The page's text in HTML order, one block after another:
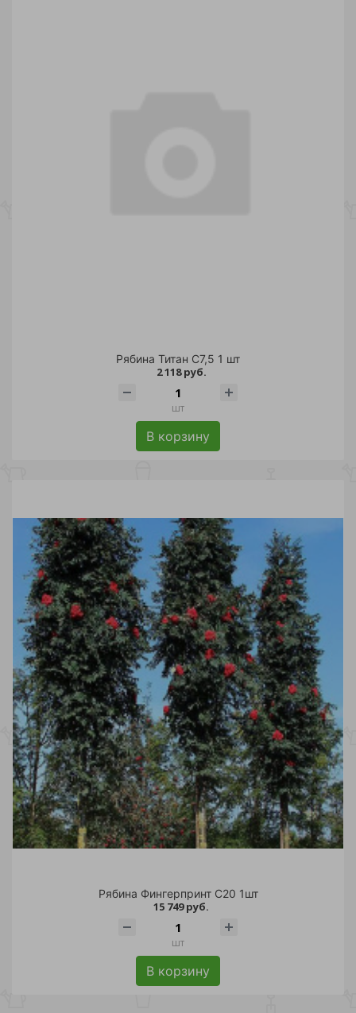
Рябина Титан С7,5 1 шт
2 118 руб.
шт
В корзину
Рябина Фингерпринт С20 1шт
15 749 руб.
шт
В корзину